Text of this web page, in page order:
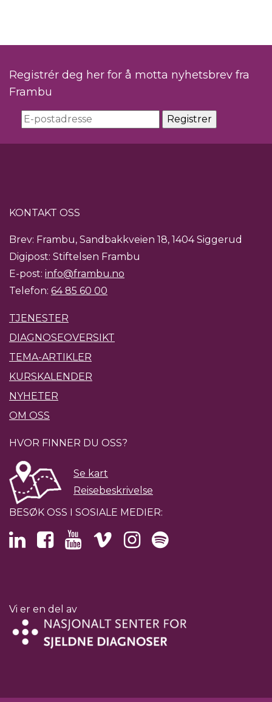
Registrér deg her for å motta nyhetsbrev fra
Frambu
KONTAKT OSS
Brev: Frambu, Sandbakkveien 18, 1404 Siggerud
Digipost: Stiftelsen Frambu
E-post: info@frambu.no
Telefon: 64 85 60 00
TJENESTER
DIAGNOSEOVERSIKT
TEMA-ARTIKLER
KURSKALENDER
NYHETER
OM OSS
HVOR FINNER DU OSS?
Se kart
Reisebeskrivelse
BESØK OSS I SOSIALE MEDIER:
Vi er en del av